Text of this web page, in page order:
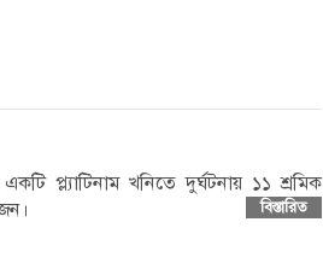
প্ল্যাটিনাম খনিতে দুর্ঘটনায় ১১ শ্রমিক
বিস্তারিত